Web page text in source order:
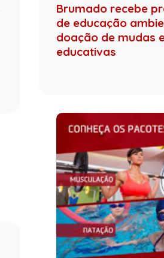
Brumado recebe
de educação
doação de mudas
educativas